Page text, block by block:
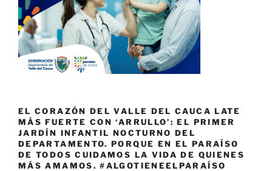
EL CORAZÓN DEL VALLE DEL CAUCA LATE
MÁS FUERTE CON ‘ARRULLO’: EL PRIMER
JARDÍN INFANTIL NOCTURNO DEL
DEPARTAMENTO. PORQUE EN EL PARAÍSO
DE TODOS CUIDAMOS LA VIDA DE QUIENES
MÁS AMAMOS. #ALGOTIENEELPARAÍSO